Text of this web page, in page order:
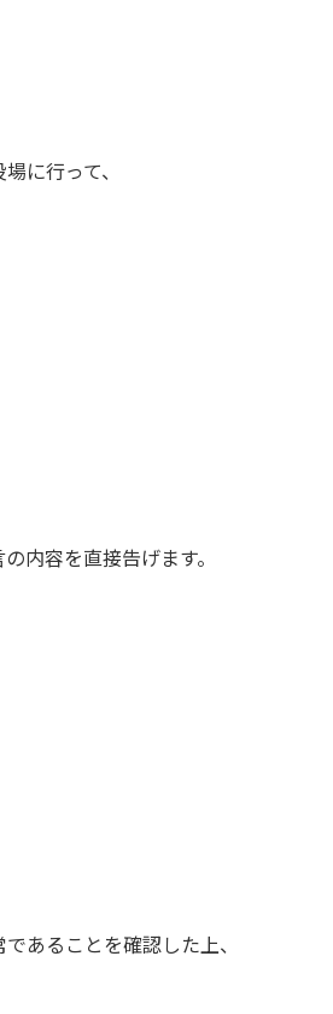
に行って、
内容を直接告げます。
あることを確認した上、